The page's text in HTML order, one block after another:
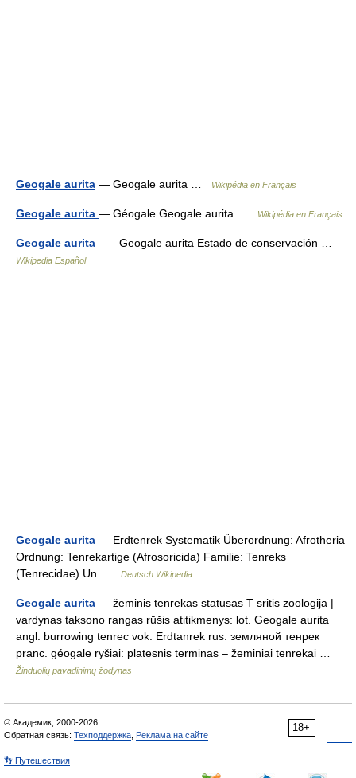
Geogale aurita — Geogale aurita … Wikipédia en Français
Geogale aurita — Géogale Geogale aurita … Wikipédia en Français
Geogale aurita — Geogale aurita Estado de conservación …
Wikipedia Español
Geogale aurita — Erdtenrek Systematik Überordnung: Afrotheria
Ordnung: Tenrekartige (Afrosoricida) Familie: Tenreks
(Tenrecidae) Un …
Deutsch Wikipedia
Geogale aurita — žeminis tenrekas statusas T sritis zoologija |
vardynas taksono rangas rūšis atitikmenys: lot. Geogale aurita
angl. burrowing tenrec vok. Erdtanrek rus. земляной тенрек
pranc. géogale ryšiai: platesnis terminas – žeminiai tenrekai …
Žinduolių pavadinimų žodynas
18+
© Академик, 2000-2026
Обратная связь: Техподдержка Реклама на сайте
👣 Путешествия